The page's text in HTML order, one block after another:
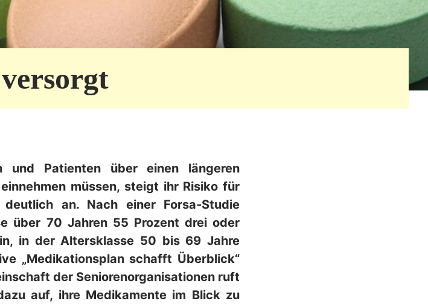
und Patienten über einen längeren
müssen, steigt ihr Risiko für
deutlich an. Nach einer Forsa-Studie
über 70 Jahren 55 Prozent drei oder
in der Altersklasse 50 bis 69 Jahre
„Medikationsplan schafft Überblick“
der Seniorenorganisationen ruft
auf, ihre Medikamente im Blick zu